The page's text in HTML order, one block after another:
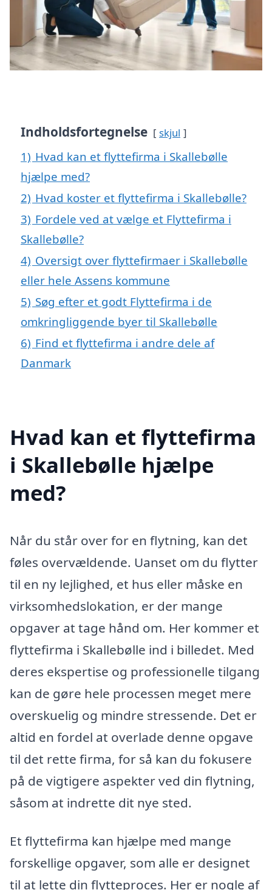
Indholdsfortegnelse skjul
1) Hvad kan et flyttefirma i Skallebølle
hjælpe med?
2) Hvad koster et flyttefirma i Skallebølle?
3) Fordele ved at vælge et Flyttefirma i
Skallebølle?
4) Oversigt over flyttefirmaer i Skallebølle
eller hele Assens kommune
5) Søg efter et godt Flyttefirma i de
omkringliggende byer til Skallebølle
6) Find et flyttefirma i andre dele af
Danmark
Hvad kan et flyttefirma
i Skallebølle hjælpe
med?
Når du står over for en flytning, kan det
føles overvældende. Uanset om du flytter
til en ny lejlighed, et hus eller måske en
virksomhedslokation, er der mange
opgaver at tage hånd om. Her kommer et
flyttefirma i Skallebølle ind i billedet. Med
deres ekspertise og professionelle tilgang
kan de gøre hele processen meget mere
overskuelig og mindre stressende. Det er
altid en fordel at overlade denne opgave
til det rette firma, for så kan du fokusere
på de vigtigere aspekter ved din flytning,
såsom at indrette dit nye sted.
Et flyttefirma kan hjælpe med mange
forskellige opgaver, som alle er designet
til at lette din flytteproces. Her er nogle af